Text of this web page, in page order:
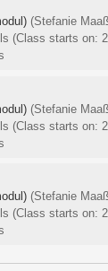
(Stefanie
(Class starts on:
(Stefanie
(Class starts on:
(Stefanie
(Class starts on: